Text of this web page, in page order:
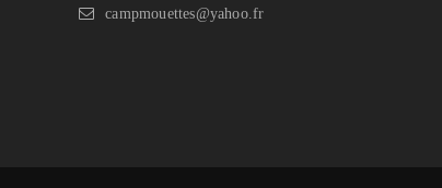
campmouettes@yahoo.fr